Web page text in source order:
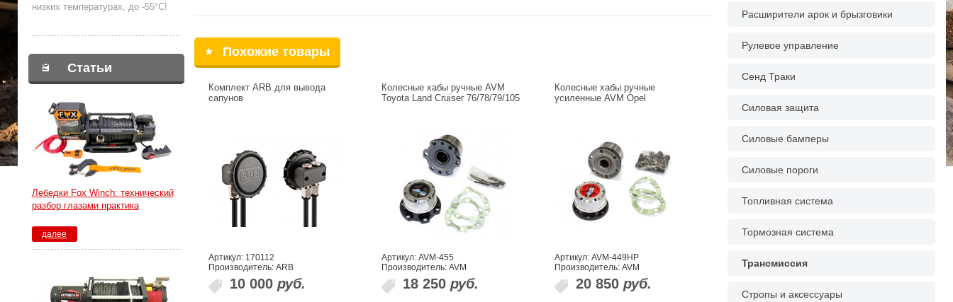
низких температурах, до -55°С!
Статьи
Лебедки Fox Winch: технический
разбор глазами практика
далее
Похожие товары
Комплект ARB для вывода
сапунов
Артикул: 170112
Производитель: ARB
10 000 руб.
Колесные хабы ручные AVM
Toyota Land Cruiser 76/78/79/105
Артикул: AVM-455
Производитель: AVM
18 250 руб.
Колесные хабы ручные
усиленные AVM Opel
Артикул: AVM-449HP
Производитель: AVM
20 850 руб.
Расширители арок и брызговики
Рулевое управление
Сенд Траки
Силовая защита
Силовые бамперы
Силовые пороги
Топливная система
Тормозная система
Трансмиссия
Стропы и аксессуары